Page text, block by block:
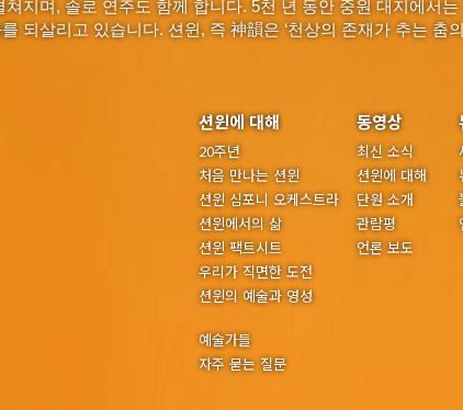
쳐지며, 솔로 연주도 함께 합니다. 5천 년 동안 중원 대지에서
되살리고 있습니다. 션윈, 즉 神韻은 ‘천상의 존재가 추는 춤
션윈에 대해
20주년
처음 만나는 션윈
션윈 심포니 오케스트라
션윈에서의 삶
션윈 팩트시트
우리가 직면한 도전
션윈의 예술과 영성
예술가들
자주 묻는 질문
동영상
최신 소식
션윈에 대해
단원 소개
관람평
언론 보도